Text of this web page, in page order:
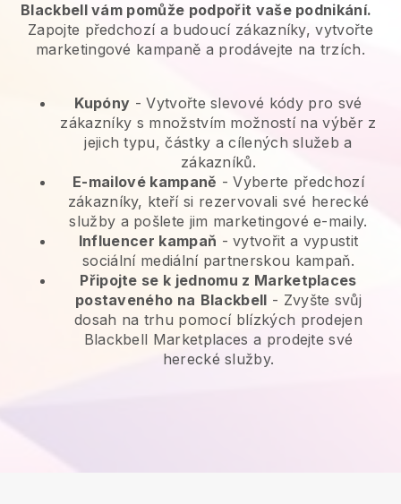
Blackbell vám pomůže podpořit vaše podnikání.
Zapojte předchozí a budoucí zákazníky, vytvořte
marketingové kampaně a prodávejte na trzích.
Kupóny - Vytvořte slevové kódy pro své
zákazníky s množstvím možností na výběr z
jejich typu, částky a cílených služeb a
zákazníků.
E-mailové kampaně -Vyberte předchozí
zákazníky, kteří si rezervovali své herecké
služby a pošlete jim marketingové e-maily.
Influencer kampaň - vytvořit a vypustit
sociální mediální partnerskou kampaň.
Připojte se k jednomu z Marketplaces
postaveného na Blackbell - Zvyšte svůj
dosah na trhu pomocí blízkých prodejen
Blackbell Marketplaces a prodejte své
herecké služby.